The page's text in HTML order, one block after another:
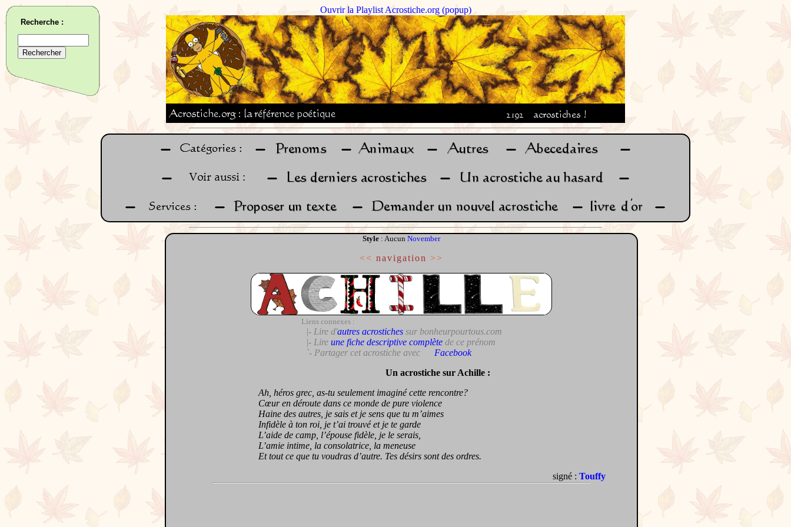
Ouvrir la Playlist Acrostiche.org (popup)
Style : Aucun November
<< navigation >>
Liens connexes :
|- Lire d'autres acrostichessur bonheurpourtous.com
|- Lire une fiche descriptive complètede ce prénom
`- Partager cet acrostiche avec
Facebook
Un acrostiche sur Achille :
Ah, héros grec, as-tu seulement imaginé cette rencontre?
Cœur en déroute dans ce monde de pure violence
Haine des autres, je sais et je sens que tu m’aimes
Infidèle à ton roi, je t’ai trouvé et je te garde
L’aide de camp, l’épouse fidèle, je le serais,
L’amie intime, la consolatrice, la meneuse
Et tout ce que tu voudras d’autre. Tes désirs sont des ordres.
signé : Touffy
Recherche :